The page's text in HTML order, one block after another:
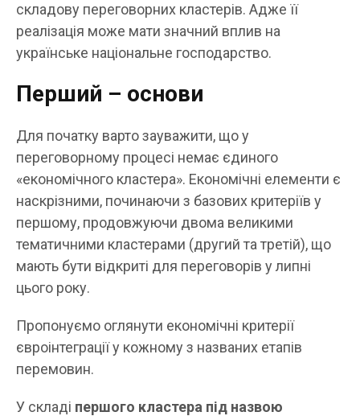
складову переговорних кластерів. Адже її
реалізація може мати значний вплив на
українське національне господарство.
Перший – основи
Для початку варто зауважити, що у
переговорному процесі немає єдиного
«економічного кластера». Економічні елементи є
наскрізними, починаючи з базових критеріїв у
першому, продовжуючи двома великими
тематичними кластерами (другий та третій), що
мають бути відкриті для переговорів у липні
цього року.
Пропонуємо оглянути економічні критерії
євроінтеграції у кожному з названих етапів
перемовин.
У складі першого кластера під назвою